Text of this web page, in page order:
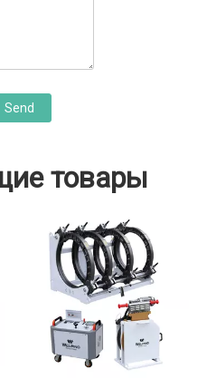
Send
товары